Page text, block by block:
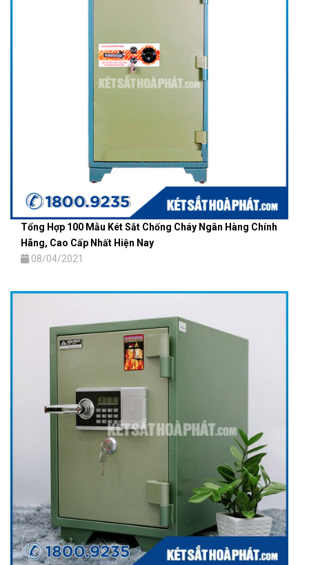
Tổng Hợp 100 Mẫu Két Sắt Chống Cháy Ngân Hàng Chính
Hãng, Cao Cấp Nhất Hiện Nay
08/04/2021